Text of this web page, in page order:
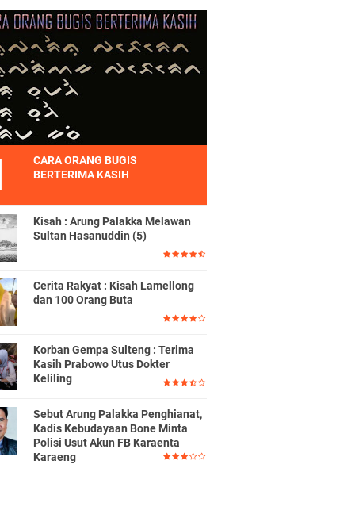
CARA ORANG BUGIS
BERTERIMA KASIH
Kisah : Arung Palakka Melawan
Sultan Hasanuddin (5)
Cerita Rakyat : Kisah Lamellong
dan 100 Orang Buta
Korban Gempa Sulteng : Terima
Kasih Prabowo Utus Dokter
Keliling
Sebut Arung Palakka Penghianat,
Kadis Kebudayaan Bone Minta
Polisi Usut Akun FB Karaenta
Karaeng